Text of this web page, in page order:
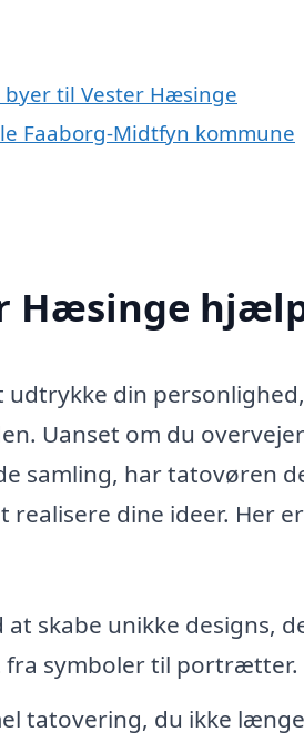
til Vester Hæsinge
Faaborg-Midtfyn kommune
Hæsinge
din
Uanset om du
samling, har tatovøren
dine ideer. Her
skabe unikke designs,
fra symboler til portrætter.
tatovering, du ikke